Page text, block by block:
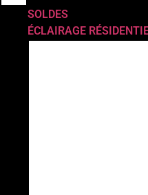
SOLDES
ÉCLAIRAGE